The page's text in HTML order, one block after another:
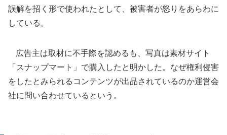
誤解を招く形で使われたとして、被害者が怒りをあらわに
している。
広告主は取材に不手際を認めるも、写真は素材サイト
「スナップマート」で購入したと明かした。なぜ権利侵害
をしたとみられるコンテンツが出品されているのか運営会
社に問い合わせているという。